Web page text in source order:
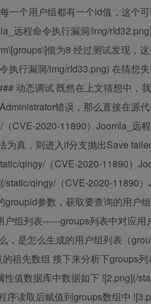
一个用户组都有一个id值，这个
远程命令执行漏洞/img/
值为8 经过测试发现，
执行漏洞/img/rId33.png) 在猜想
动态调试 既然在上文猜想中，
错误，那么直接在源
CVE-2020-11890）Joomla_远
为真，则进入if分支抛出Save
qingy/（CVE-2020-11890）
static/qingy/（CVE-2020-11890
参数，获取要查询的用户
组列表------groups列表中对应
，是怎么生成的用户组列表（
祖先数组 接下来分析下groups列
值数据库中数据如下 ![2.png](/
读取后赋值到groups数组中